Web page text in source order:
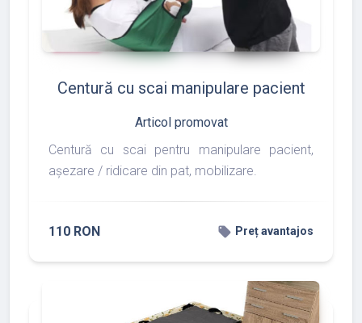
86favorite 97shopping_basket
Centură cu scai manipulare pacient
Articol promovat
Centură cu scai pentru manipulare pacient,
așezare / ridicare din pat, mobilizare.
110 RON local_offer Preț avantajos